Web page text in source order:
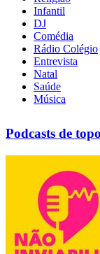
Infantil
DJ
Comédia
Rádio Colégio
Entrevista
Natal
Saúde
Música
Podcasts de topo